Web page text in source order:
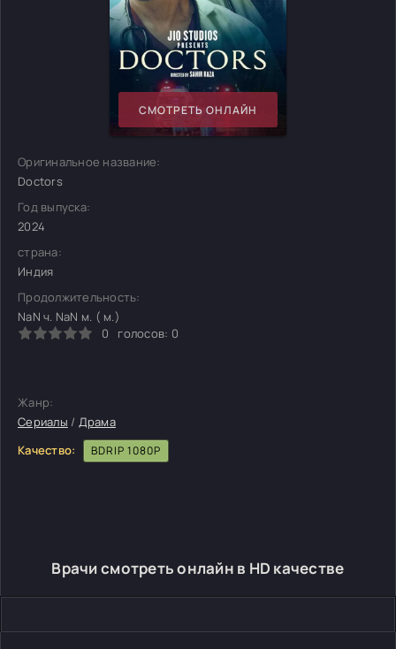
СМОТРЕТЬ ОНЛАЙН
Оригинальное название:
Doctors
Год выпуска:
2024
страна:
Индия
Продолжительность:
NaN ч. NaN м. ( м.)
0
голосов: 0
Жанр:
Сериалы / Драма
Качество:
BDRIP 1080P
Врачи смотреть онлайн в HD качестве